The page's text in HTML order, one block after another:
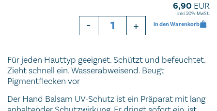
6,90 EUR
inkl. 20% MwSt.
- + in den Warenkorb
Für jeden Hauttyp geeignet. Schützt und befeuchtet.
Zieht schnell ein. Wasserabweisend. Beugt
Pigmentflecken vor
Der Hand Balsam UV-Schutz ist ein Präparat mit lang